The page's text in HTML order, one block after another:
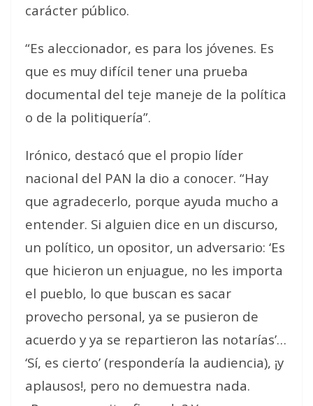
carácter público.
“Es aleccionador, es para los jóvenes. Es
que es muy difícil tener una prueba
documental del teje maneje de la política
o de la politiquería”.
Irónico, destacó que el propio líder
nacional del PAN la dio a conocer. “Hay
que agradecerlo, porque ayuda mucho a
entender. Si alguien dice en un discurso,
un político, un opositor, un adversario: ‘Es
que hicieron un enjuague, no les importa
el pueblo, lo que buscan es sacar
provecho personal, ya se pusieron de
acuerdo y ya se repartieron las notarías’…
‘Sí, es cierto’ (respondería la audiencia), ¡y
aplausos!, pero no demuestra nada.